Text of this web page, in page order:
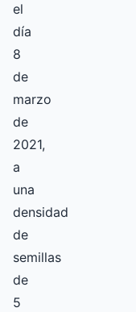
el
día
8
de
marzo
de
2021,
a
una
densidad
de
semillas
de
5